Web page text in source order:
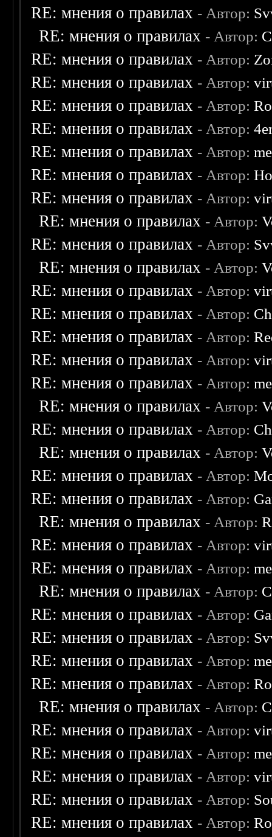
RE: мнения о правилах - Автор:
RE: мнения о правилах - Автор:
RE: мнения о правилах - Автор:
RE: мнения о правилах - Автор:
RE: мнения о правилах - Автор:
RE: мнения о правилах - Автор:
RE: мнения о правилах - Автор:
RE: мнения о правилах - Автор:
RE: мнения о правилах - Автор:
RE: мнения о правилах - Автор:
RE: мнения о правилах - Автор:
RE: мнения о правилах - Автор:
RE: мнения о правилах - Автор:
RE: мнения о правилах - Автор:
RE: мнения о правилах - Автор:
RE: мнения о правилах - Автор:
RE: мнения о правилах - Автор:
RE: мнения о правилах - Автор:
RE: мнения о правилах - Автор:
RE: мнения о правилах - Автор:
RE: мнения о правилах - Автор:
RE: мнения о правилах - Автор:
RE: мнения о правилах - Автор:
RE: мнения о правилах - Автор:
RE: мнения о правилах - Автор:
RE: мнения о правилах - Автор:
RE: мнения о правилах - Автор:
RE: мнения о правилах - Автор:
RE: мнения о правилах - Автор:
RE: мнения о правилах - Автор:
RE: мнения о правилах - Автор:
RE: мнения о правилах - Автор:
RE: мнения о правилах - Автор:
RE: мнения о правилах - Автор:
RE: мнения о правилах - Автор:
RE: мнения о правилах - Автор: